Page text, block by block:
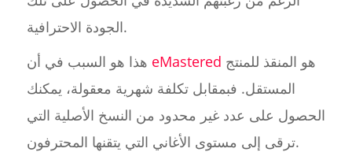
الجودة الاحترافية.
eMastered
المستقل. فبمقابل تكلفة شهرية معقولة، يمكنك
الحصول على عدد غير محدود من النسخ الأصلية التي
ترقى إلى مستوى الأغاني التي يتقنها المحترفون.